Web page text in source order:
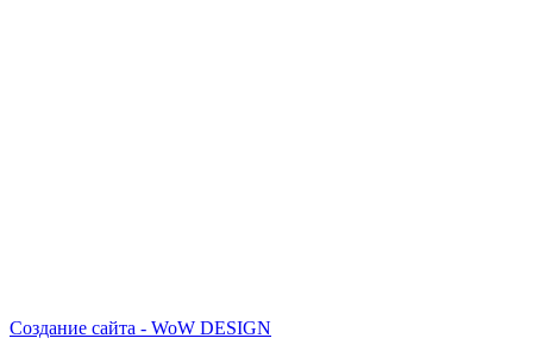
Создание сайта - WoW DESIGN